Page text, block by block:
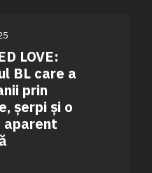
LOVE:
BL care a
prin
șerpi și o